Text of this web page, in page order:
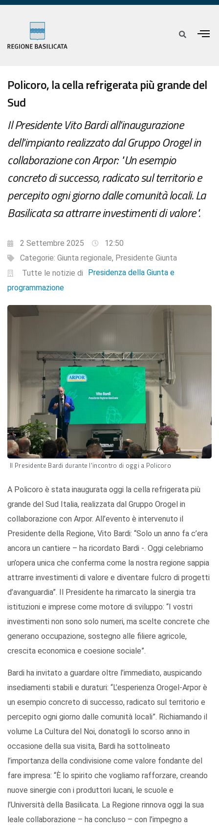
Policoro, la cella refrigerata più grande del
Sud
Il Presidente Vito Bardi all'inaugurazione
dell'impianto realizzato dal Gruppo Orogel in
collaborazione con Arpor: "Un esempio
concreto di successo, radicato sul territorio e
percepito ogni giorno dalle comunità locali. La
Basilicata sa attrarre investimenti di valore".
2 Settembre 2025
12:50
Categorie: Giunta regionale, Presidente Giunta
Tutte le notizie di
Presidenza della Giunta e
programmazione
Il Presidente Bardi durante l'incontro di oggi a Policoro
A Policoro è stata inaugurata oggi la cella refrigerata più
grande del Sud Italia, realizzata dal Gruppo Orogel in
collaborazione con Arpor. All’evento è intervenuto il
Presidente della Regione, Vito Bardi: “Solo un anno fa c’era
ancora un cantiere – ha ricordato Bardi -. Oggi celebriamo
un’opera unica che conferma come la nostra regione sappia
attrarre investimenti di valore e diventare fulcro di progetti
d’avanguardia”. Il Presidente ha rimarcato la sinergia tra
istituzioni e imprese come motore di sviluppo: “I vostri
investimenti non sono solo numeri, ma scelte concrete che
generano occupazione, sostegno alle filiere agricole,
crescita economica e coesione sociale”.
Bardi ha invitato a guardare oltre l’immediato, auspicando
insediamenti stabili e duraturi: “L’esperienza Orogel-Arpor è
un esempio concreto di successo, radicato sul territorio e
percepito ogni giorno dalle comunità locali”. Richiamando il
volume La Cultura del Noi, donatogli lo scorso anno in
occasione della sua visita, Bardi ha sottolineato
l’importanza della condivisione come valore fondante del
fare impresa: “È lo spirito che vogliamo rafforzare, creando
nuove sinergie con i produttori lucani, le scuole e
l’Università della Basilicata. La Regione rinnova oggi la sua
leale collaborazione – ha concluso – con l’impegno a